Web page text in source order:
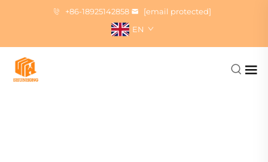
+86-18925142858
[email protected]
EN